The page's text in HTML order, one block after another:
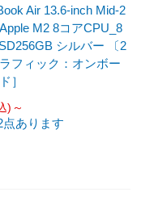
Air 13.6-inch Mid-2
M2 8コアCPU_8
シルバー 〔2
フィック：オンボー
］
)～
あります